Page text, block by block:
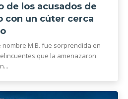
de los acusados de
con un cúter cerca
nombre M.B. fue sorprendida en
que la amenazaron